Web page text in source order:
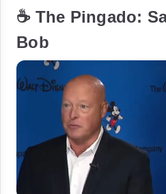
☕ The Pingado:
Bob